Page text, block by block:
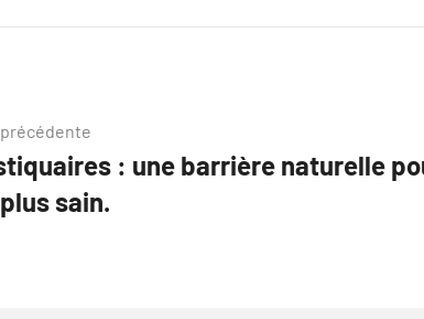
: une barrière naturelle
sain.